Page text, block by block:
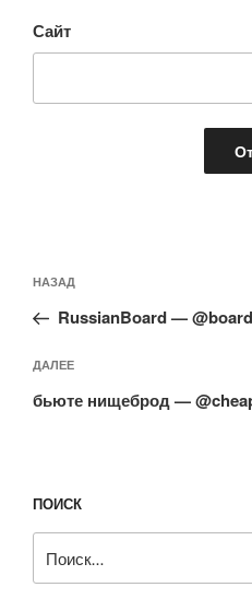
Сайт
по
записям
Предыдущая
запись:
НАЗАД
RussianBoard —
Следующая
запись
ДАЛЕЕ
бьюте нищеброд —
ПОИСК